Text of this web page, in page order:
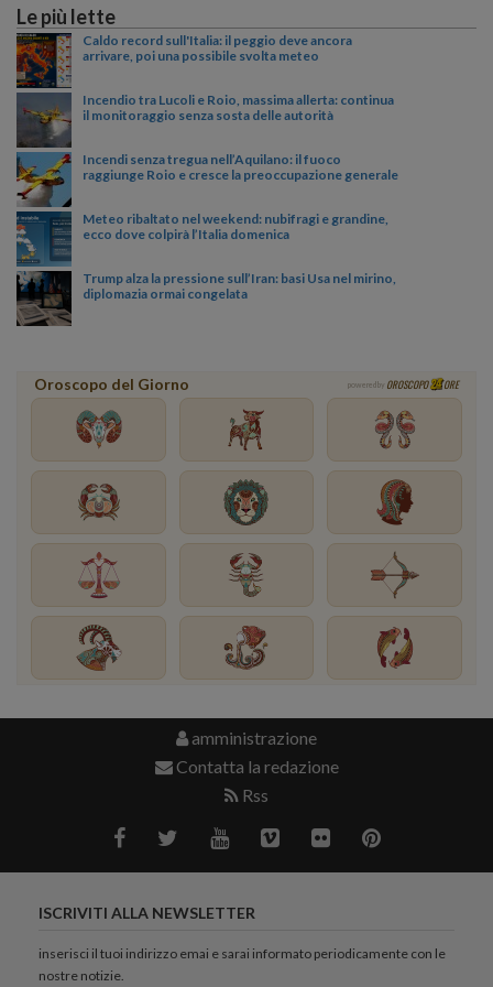
Le più lette
Caldo record sull'Italia: il peggio deve ancora
arrivare, poi una possibile svolta meteo
Incendio tra Lucoli e Roio, massima allerta: continua
il monitoraggio senza sosta delle autorità
Incendi senza tregua nell’Aquilano: il fuoco
raggiunge Roio e cresce la preoccupazione generale
Meteo ribaltato nel weekend: nubifragi e grandine,
ecco dove colpirà l’Italia domenica
Trump alza la pressione sull’Iran: basi Usa nel mirino,
diplomazia ormai congelata
Oroscopo del Giorno powered by OROSCOPO ORE
amministrazione
Contatta la redazione
Rss
ISCRIVITI ALLA NEWSLETTER
inserisci il tuoi indirizzo emai e sarai informato periodicamente con le
nostre notizie.